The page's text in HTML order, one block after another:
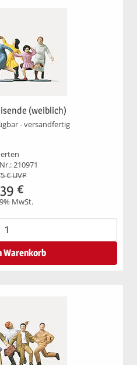
(weiblich)
- versandfertig
210971
€ UVP
€
MwSt.
Warenkorb